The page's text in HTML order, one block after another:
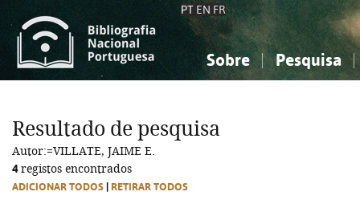
PT EN FR
Sobre Pesquisa
Ciências sociais...
Ciências sociais...
Resultado de pesquisa
Autor:=VILLATE, JAIME E.
4registos encontrados
ADICIONAR TODOS RETIRAR TODOS